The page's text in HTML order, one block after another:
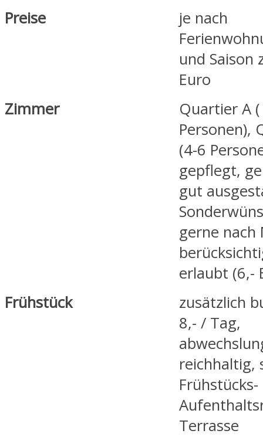
Preise
je nach
und Saison
Euro
Zimmer
Quartier A
Personen),
(4-6
gepflegt,
gut
gerne nach
erlaubt (6,-
Frühstück
zusätzlich
8,- / Tag,
reichhaltig,
Terrasse